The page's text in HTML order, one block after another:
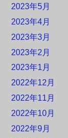
2023年5月
2023年4月
2023年3月
2023年2月
2023年1月
2022年12月
2022年11月
2022年10月
2022年9月